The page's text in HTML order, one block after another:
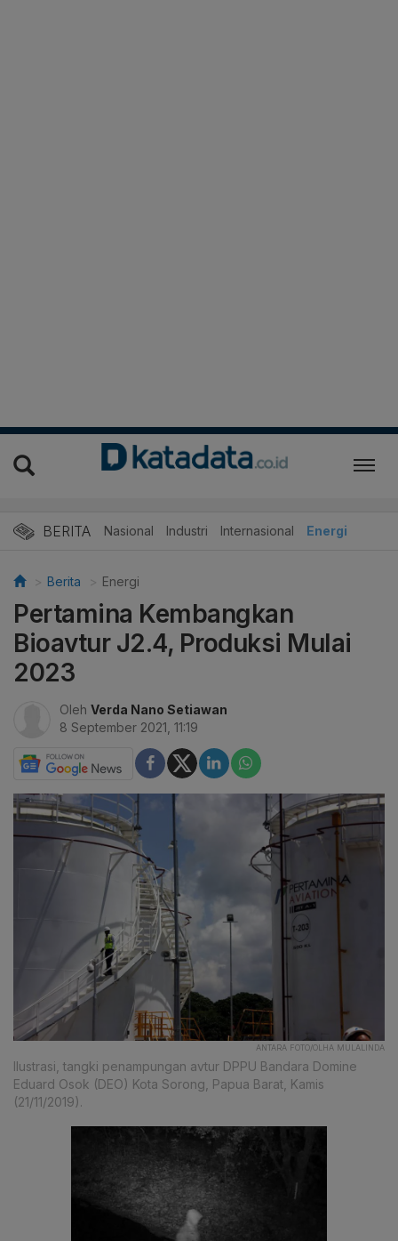
BERITA Nasional Industri Internasional Energi
Berita Energi
Pertamina Kembangkan
Bioavtur J2.4, Produksi Mulai
2023
Oleh Verda Nano Setiawan
8 September 2021, 11:19
ANTARA FOTO/OLHA MULALINDA
Ilustrasi, tangki penampungan avtur DPPU Bandara Domine
Eduard Osok (DEO) Kota Sorong, Papua Barat, Kamis
(21/11/2019).